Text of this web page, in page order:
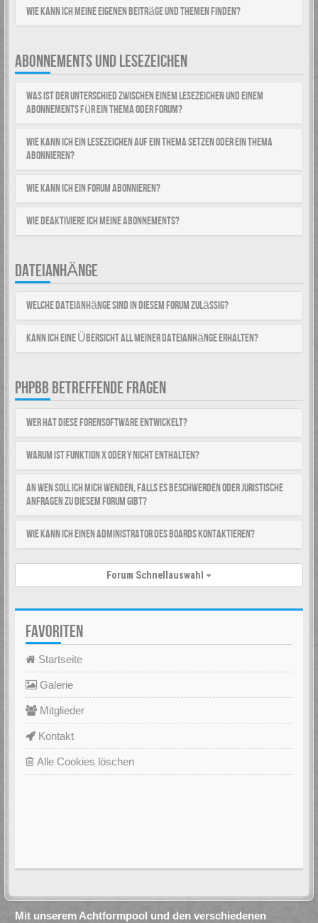
Wie kann ich meine eigenen Beiträge und Themen finden?
ABONNEMENTS UND LESEZEICHEN
Was ist der Unterschied zwischen einem Lesezeichen und einem
Abonnements für ein Thema oder Forum?
Wie kann ich ein Lesezeichen auf ein Thema setzen oder ein Thema
abonnieren?
Wie kann ich ein Forum abonnieren?
Wie deaktiviere ich meine Abonnements?
DATEIANHÄNGE
Welche Dateianhänge sind in diesem Forum zulässig?
Kann ich eine Übersicht all meiner Dateianhänge erhalten?
PHPBB BETREFFENDE FRAGEN
Wer hat diese Forensoftware entwickelt?
Warum ist Funktion x oder y nicht enthalten?
An wen soll ich mich wenden, falls es Beschwerden oder juristische
Anfragen zu diesem Forum gibt?
Wie kann ich einen Administrator des Boards kontaktieren?
Forum Schnellauswahl
FAVORITEN
Startseite
Galerie
Mitglieder
Kontakt
Alle Cookies löschen
Mit unserem Achtformpool und den verschiedenen